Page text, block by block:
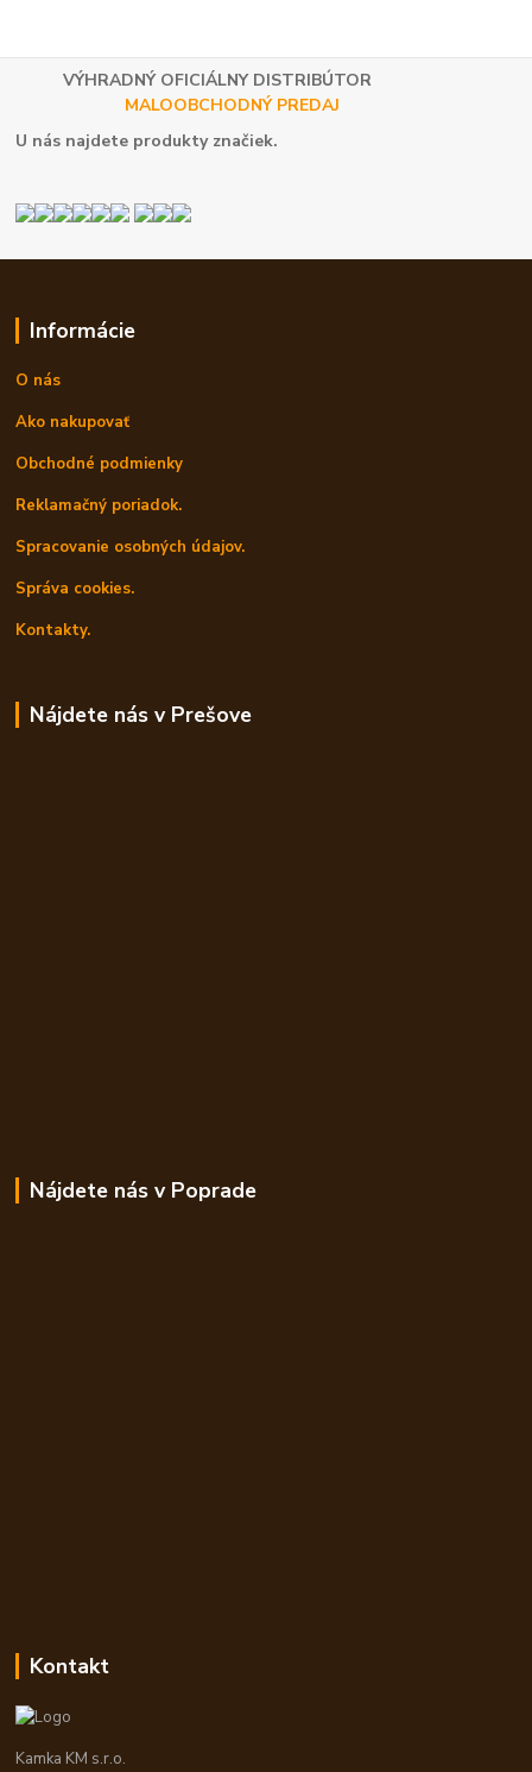
VÝHRADNÝ OFICIÁLNY DISTRIBÚTOR
MALOOBCHODNÝ PREDAJ
U nás najdete produkty značiek.
Informácie
O nás
Ako nakupovať
Obchodné podmienky
Reklamačný poriadok.
Spracovanie osobných údajov.
Správa cookies.
Kontakty.
Nájdete nás v Prešove
Nájdete nás v Poprade
Kontakt
Kamka KM s.r.o.